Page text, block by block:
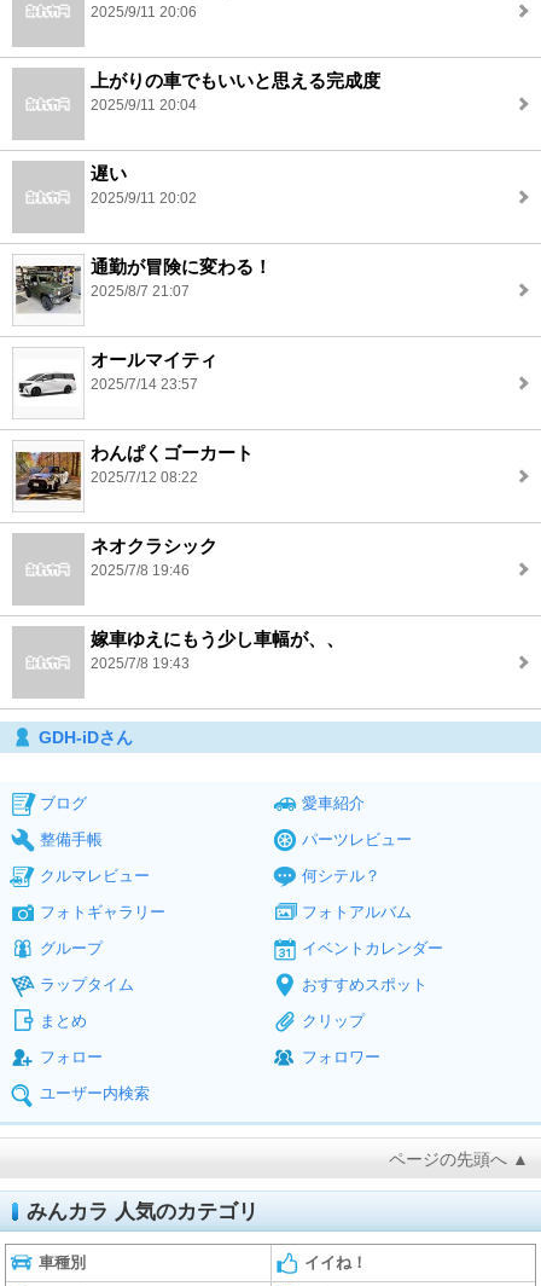
2025/9/11 20:06
上がりの車でもいいと思える完成度
2025/9/11 20:04
遅い
2025/9/11 20:02
通勤が冒険に変わる！
2025/8/7 21:07
オールマイティ
2025/7/14 23:57
わんぱくゴーカート
2025/7/12 08:22
ネオクラシック
2025/7/8 19:46
嫁車ゆえにもう少し車幅が、、
2025/7/8 19:43
GDH-iDさん
ブログ
愛車紹介
整備手帳
パーツレビュー
クルマレビュー
何シテル？
フォトギャラリー
フォトアルバム
グループ
イベントカレンダー
ラップタイム
おすすめスポット
まとめ
クリップ
フォロー
フォロワー
ユーザー内検索
ページの先頭へ ▲
みんカラ 人気のカテゴリ
車種別 イイね！